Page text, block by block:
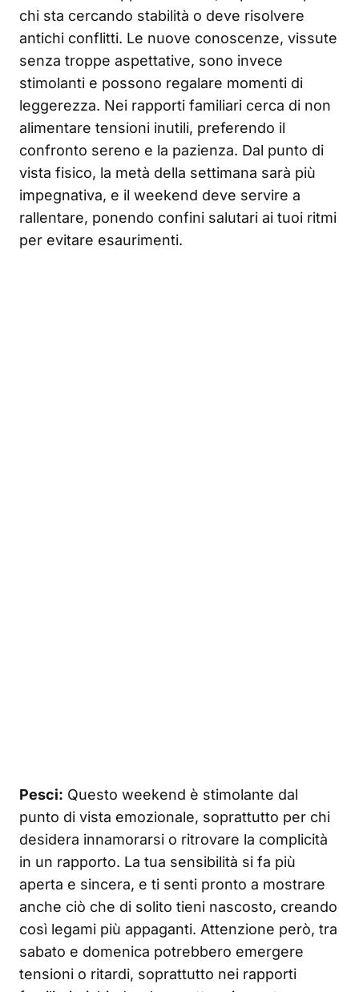
chi sta cercando stabilità o deve risolvere
antichi conflitti. Le nuove conoscenze, vissute
senza troppe aspettative, sono invece
stimolanti e possono regalare momenti di
leggerezza. Nei rapporti familiari cerca di non
alimentare tensioni inutili, preferendo il
confronto sereno e la pazienza. Dal punto di
vista fisico, la metà della settimana sarà più
impegnativa, e il weekend deve servire a
rallentare, ponendo confini salutari ai tuoi ritmi
per evitare esaurimenti.
Pesci: Questo weekend è stimolante dal
punto di vista emozionale, soprattutto per chi
desidera innamorarsi o ritrovare la complicità
in un rapporto. La tua sensibilità si fa più
aperta e sincera, e ti senti pronto a mostrare
anche ciò che di solito tieni nascosto, creando
così legami più appaganti. Attenzione però, tra
sabato e domenica potrebbero emergere
tensioni o ritardi, soprattutto nei rapporti